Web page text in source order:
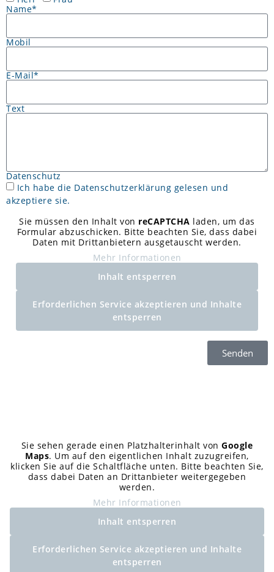
Name*
Mobil
E-Mail*
Text
Datenschutz
Ich habe die Datenschutzerklärung gelesen und
akzeptiere sie.
Sie müssen den Inhalt von reCAPTCHA laden, um das
Formular abzuschicken. Bitte beachten Sie, dass dabei
Daten mit Drittanbietern ausgetauscht werden.
Mehr Informationen
Inhalt entsperren
Erforderlichen Service akzeptieren und Inhalte
entsperren
Senden
Sie sehen gerade einen Platzhalterinhalt vonGoogle
Maps. Um auf den eigentlichen Inhalt zuzugreifen,
klicken Sie auf die Schaltfläche unten. Bitte beachten Sie,
dass dabei Daten an Drittanbieter weitergegeben
werden.
Mehr Informationen
Inhalt entsperren
Erforderlichen Service akzeptieren und Inhalte
entsperren